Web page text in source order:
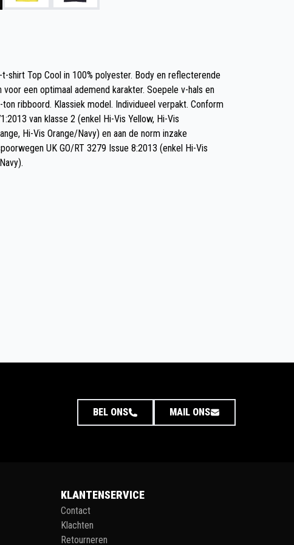
shirt Top Cool in 100% polyester. Body en reflecterende
een optimaal ademend karakter. Soepele v-hals en
ribboord. Klassiek model. Individueel verpakt. Conform
van klasse 2 (enkel Hi-Vis Yellow, Hi-Vis
Hi-Vis Orange/Navy) en aan de norm inzake
UK GO/RT 3279 Issue 8:2013 (enkel Hi-Vis
BEL ONS MAIL ONS
KLANTENSERVICE
Contact
Klachten
Retourneren